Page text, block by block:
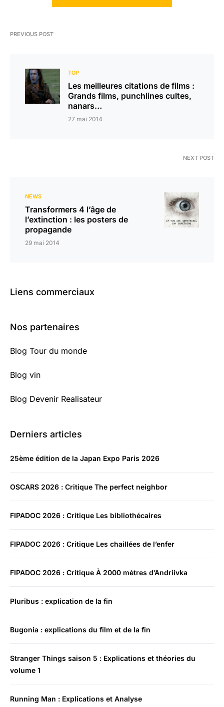
PREVIOUS POST
TOP
Les meilleures citations de films :
Grands films, punchlines cultes,
nanars…
27 mai 2014
NEXT POST
NEWS
Transformers 4 l’âge de
l’extinction : les posters de
propagande
29 mai 2014
Liens commerciaux
Nos partenaires
Blog Tour du monde
Blog vin
Blog Devenir Realisateur
Derniers articles
25ème édition de la Japan Expo Paris 2026
OSCARS 2026 : Critique The perfect neighbor
FIPADOC 2026 : Critique Les bibliothécaires
FIPADOC 2026 : Critique Les chaillées de l’enfer
FIPADOC 2026 : Critique À 2000 mètres d’Andriivka
Pluribus : explication de la fin
Bugonia : explications du film et de la fin
Stranger Things saison 5 : Explications et théories du
volume 1
Running Man : Explications et Analyse